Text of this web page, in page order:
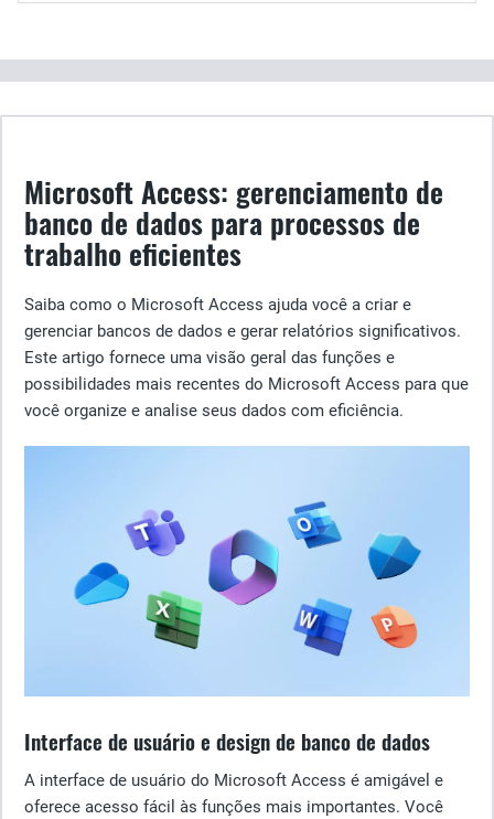
Microsoft Access: gerenciamento de
banco de dados para processos de
trabalho eficientes
Saiba como o Microsoft Access ajuda você a criar e
gerenciar bancos de dados e gerar relatórios significativos.
Este artigo fornece uma visão geral das funções e
possibilidades mais recentes do Microsoft Access para que
você organize e analise seus dados com eficiência.
Interface de usuário e design de banco de dados
A interface de usuário do Microsoft Access é amigável e
oferece acesso fácil às funções mais importantes. Você